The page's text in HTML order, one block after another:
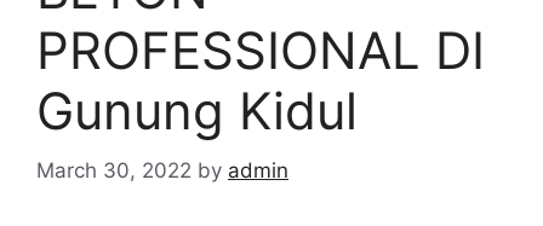
PROFESSIONAL DI
Gunung Kidul
March 30, 2022 by admin